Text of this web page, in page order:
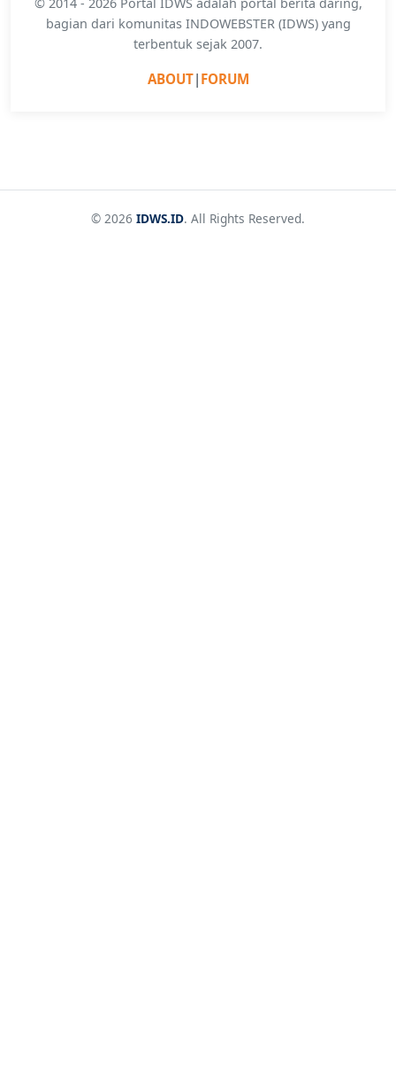
bagian dari komunitas INDOWEBSTER (IDWS) yang
terbentuk sejak 2007.
ABOUT| FORUM
© 2026 IDWS.ID. All Rights Reserved.